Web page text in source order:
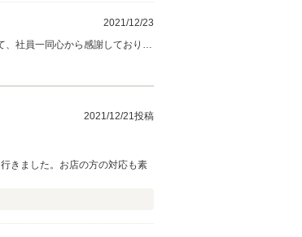
2021/12/23
、社員一同心から感謝しておりま
2021/12/21投稿
きました。お店の方の対応も素